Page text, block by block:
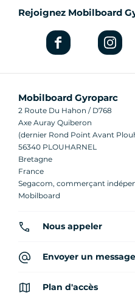
Rejoignez Mobilboard
Mobilboard Gyroparc
2 Route Du Hahon / D768
Axe Auray Quiberon
(dernier Rond Point Avant
56340 PLOUHARNEL
Bretagne
France
Segacom, commerçant
Mobilboard
Nous appeler
Envoyer un message
Plan d'accès